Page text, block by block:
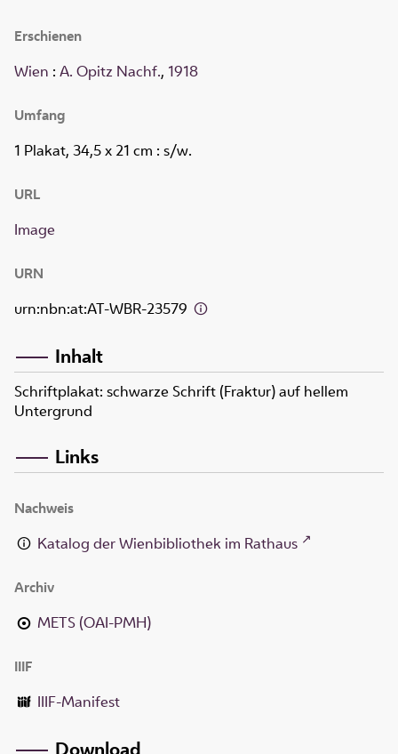
Erschienen
Wien : A. Opitz Nachf., 1918
Umfang
1 Plakat, 34,5 x 21 cm : s/w.
URL
Image
URN
urn:nbn:at:AT-WBR-23579
Inhalt
Schriftplakat: schwarze Schrift (Fraktur) auf hellem
Untergrund
Links
Nachweis
Katalog der Wienbibliothek im Rathaus
Archiv
METS (OAI-PMH)
IIIF
IIIF-Manifest
Download